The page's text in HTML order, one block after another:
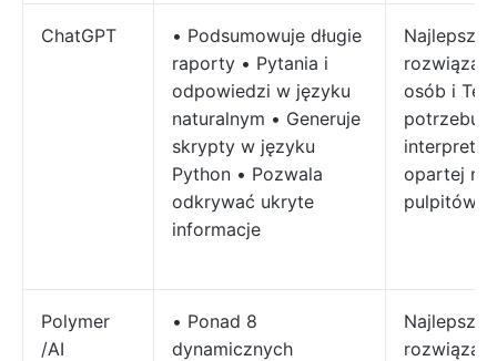
ChatGPT
• Podsumowuje długie
raporty • Pytania i
odpowiedzi w języku
naturalnym • Generuje
skrypty w języku
Python • Pozwala
odkrywać ukryte
informacje
Najlepsze
osób i
opartej na
pulpitów
Polymer
/AI
• Ponad 8
dynamicznych
Najlepsze